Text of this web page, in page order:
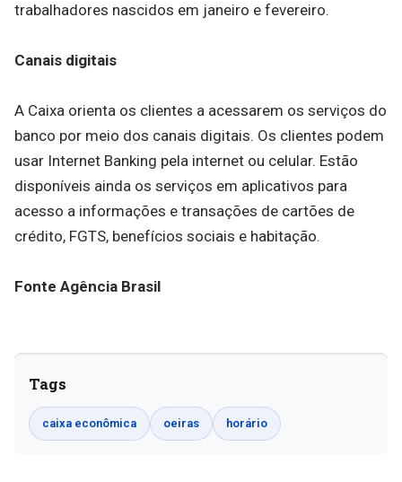
trabalhadores nascidos em janeiro e fevereiro.
Canais digitais
A Caixa orienta os clientes a acessarem os serviços do
banco por meio dos canais digitais. Os clientes podem
usar Internet Banking pela internet ou celular. Estão
disponíveis ainda os serviços em aplicativos para
acesso a informações e transações de cartões de
crédito, FGTS, benefícios sociais e habitação.
Fonte Agência Brasil
Tags
caixa econômica oeiras horário